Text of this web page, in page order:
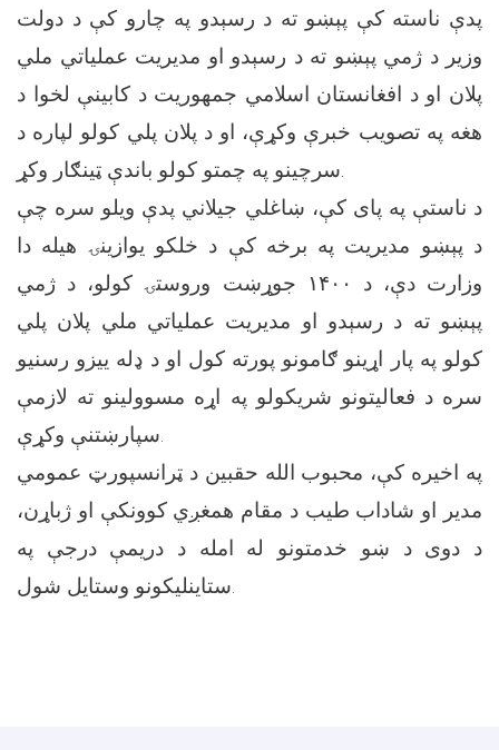
پدې ناسته کې پېښو ته د رسېدو په چارو کې د دولت
وزیر د ژمي پېښو ته د رسېدو او مدیریت عملیاتي ملي
پلان او د افغانستان اسلامي جمهوریت د کابینې لخوا د
هغه په تصویب خبرې وکړې، او د پلان پلي کولو لپاره د
سرچینو په چمتو کولو باندې ټینګار وکړ.
د ناستې په پای کې، ښاغلي جیلاني پدې ویلو سره چې
د پېښو مدیریت په برخه کې د خلکو یوازینۍ هیله دا
وزارت دې، د ۱۴۰۰ جوړښت وروستۍ کولو، د ژمي
پېښو ته د رسېدو او مدیریت عملیاتي ملي پلان پلي
کولو په پار اړینو ګامونو پورته کول او د ډله ییزو رسنیو
سره د فعالیتونو شریکولو په اړه مسوولینو ته لازمې
سپارښتنې وکړې.
په اخیره کې، محبوب الله حقبین د ټرانسپورټ عمومي
مدیر او شاداب طیب د مقام همغږي کوونکې او ژباړن،
د دوی د ښو خدمتونو له امله د دریمې درجې په
ستاینلیکونو وستایل شول.